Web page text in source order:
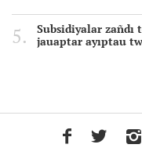
Subsidiyalar zañdı
jauaptar ayıptau